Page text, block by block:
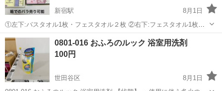
新宿駅
8月1日
①左下:バスタオル1枚・フェスタオル２枚 ②右下:フェスタオル1枚・
ウォシュタオル２枚 ピンク四季紀行、ガーゼ織タオル 天然コット
ン100% ③左上: フェスタオル1枚・ウォシュタオル２枚、ピンクのタ
オルの方に薄...
東京 品川区 家庭用品 バスタオル
0801-016 おふろのルック 浴室用洗剤
100円
世田谷区
8月1日